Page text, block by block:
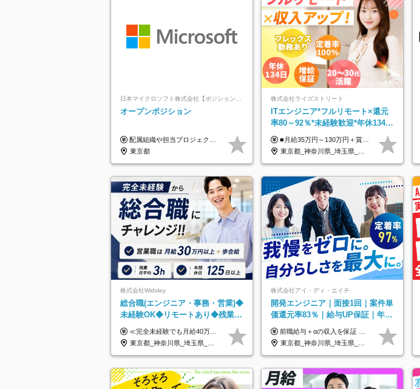
日本マイクロソフト株式会社【ポジションマッチ登録】
オープンポジション
配属組織や担当プロジェクトにより異なります。 ▼参考情報 ----------------------- 年俸650万～（1/12を月々支給） ※経験、能力を考慮の上、当社規定により優遇いたします。 ※時間外、休日出勤、深夜手当に対する賃金も基本年俸に含みます。
東京都
株式会社ライズストリート
ITエンジニア*フルリモート×還元
率80～92％*未経験歓迎*年休134日
*月給35万～*定着率100%
■月給35万円～130万円＋賞与年2回＋各種手当 ※システムエンジニアの経験をお持ちの方は月給41万円以上＋賞与年2回（108万円～）＋手当 ■単価（年収）アップのチャンスは最大年12回 ※残業代は1分単位で100％全額支給。サービス残業などは一切ありません ※試用期間6ヵ月（試用期間中の待遇・給与に差はありません）
東京都_神奈川県_埼玉県_千葉県_大阪府_愛知県_北海道_青森県_岩手県_宮城県_秋田県_山形県_福島県_茨城県_栃木県_群馬県_新潟県_山梨県_長野県_富山県_石川県_福井県_静岡県_岐阜県_三重県_兵庫県_京都府_滋賀県_奈良県_和歌山県_広島県_岡山県_鳥取県_島根県_山口県_徳島県_香川県_愛媛県_高知県_福岡県_熊本県_佐賀県_長崎県_大分県_宮崎県_鹿児島県_沖縄県
株式会社Widsley
総合職(エンジニア・事務・営業)◆
未経験OK◆リモートあり◆残業月
3h◆服装髪型自由
≪完全未経験でも月給40万円以上も可能です！≫ -------------- 【1】ITエンジニア 月給26万円～50万円＋プロジェクト手当＋資格手当 【2】IT事務、営業事務 月給26万円～50万円＋プロジェクト手当＋資格手当 ≪【1】【2】共通≫ ★上記給与には固定残業代20時間分(月3万719円～)を含みます。残業が超過した場合は、追加支給します(残業は月平均3時間とほぼ発生しません。残業がなくても、固定残業代は支給されます) ★試用期間6ヵ月あり（期間中は月給23万1000円～。固定残業代20時間分3万719円～を含む／超過分は別途支給） -------------- 【3】SES営業、SaaS営業 月給30万円以上＋インセンティブ＋各種手当 ★上記給与には固定残業代45時間分(月7万6967円～)を含みます。残業が超過した場合は、追加支給します(残業は月平均3時間とほぼ発生しません。残業がなくても、固定残業代は支給されます) ★試用期間6ヵ月あり(期間中も給与や福利厚生は同じです)
東京都_神奈川県_埼玉県_千葉県_大阪府_愛知県_北海道_青森県_岩手県_宮城県_秋田県_山形県_福島県_茨城県_栃木県_群馬県_新潟県_山梨県_長野県_富山県_石川県_福井県_静岡県_岐阜県_三重県_兵庫県_京都府_滋賀県_奈良県_和歌山県_広島県_岡山県_鳥取県_島根県_山口県_徳島県_香川県_愛媛県_高知県_福岡県_熊本県_佐賀県_長崎県_大分県_宮崎県_鹿児島県_沖縄県
株式会社アイ・ディ・エイチ
開発エンジニア｜面接1回｜案件単
価還元率83％｜給与UP保証｜年休
140日｜在宅利用率9割｜独立支
援・副業制度
前職給与＋αの収入を保証 月給42万円～120万円＋各種手当＋賞与 給与基準が明確かつ高還元です。 一人ひとりが安定した環境のもと、長く活躍できる職場を目指しています。 ※平均年収650万円 ・還元率83％ ・各種手当について 職能手当／職務手当／資格手当／営業手当 など ※前職での経験・能力、給与などを考慮の上、当社規定により優遇いたします ※試用期間あり（3ヶ月／期間中の条件に変動はありません） ※上記金額には固定残業代（78,948円～225,564円/月30時間分）を含みます 超過分は別途全額支給いたします ・年収UPを保証 過去には転職時に〈年収200万円UP〉したエンジニアも在籍しています。入社時だけでなく、入社後も安心の給与水準で働ける環境です。キャリアや技術力が正当に評価されていないと感じていたら、一度面接でお話ししましょう！ 当社では管理職の人数は最低限にし、無駄な管理をしません。その費用削減分を社員の給与に還元しています！
東京都_神奈川県_埼玉県_千葉県_大阪府_愛知県_北海道_青森県_岩手県_宮城県_秋田県_山形県_福島県_茨城県_栃木県_群馬県_新潟県_山梨県_長野県_富山県_石川県_福井県_静岡県_岐阜県_三重県_兵庫県_京都府_滋賀県_奈良県_和歌山県_広島県_岡山県_鳥取県_島根県_山口県_徳島県_香川県_愛媛県_高知県_福岡県_熊本県_佐賀県_長崎県_大分県_宮崎県_鹿児島県_沖縄県